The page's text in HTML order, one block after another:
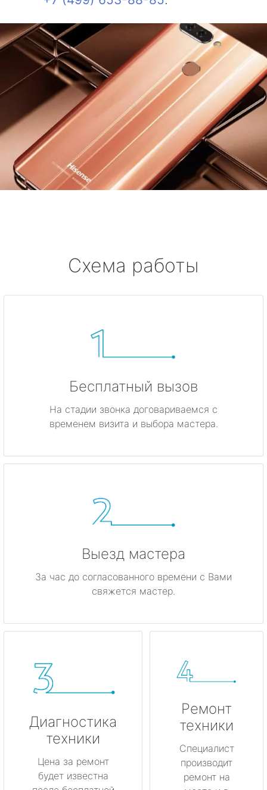
Схема работы
Бесплатный вызов
На стадии звонка договариваемся с
временем визита и выбора мастера.
Выезд мастера
За час до согласованного времени с Вами
свяжется мастер.
Диагностика
техники
Цена за ремонт
будет известна
Ремонт
техники
Специалист
производит
ремонт на